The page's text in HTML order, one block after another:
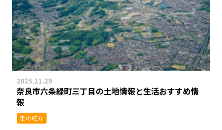
2025.11.29
奈良市六条緑町三丁目の土地情報と生活おすすめ情
報
街の紹介